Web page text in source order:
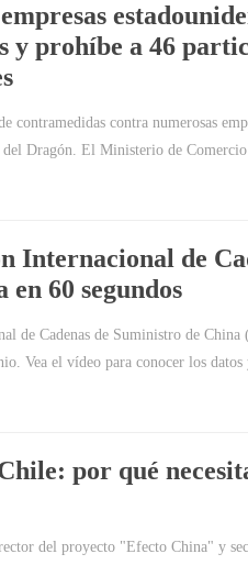
y prohíbe a 46
contramedidas contra numerosas
del Dragón. El Ministerio de
Internacional de
60 segundos
de Cadenas de Suministro de China
Vea el vídeo para conocer los
por qué
del proyecto "Efecto China" y